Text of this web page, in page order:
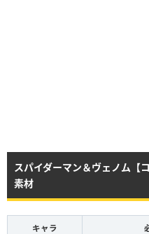
スパイダーマン＆ヴェノム【
素材
キャラ